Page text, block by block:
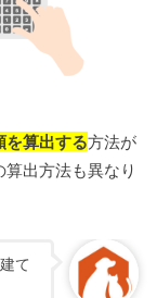
を算出する方法が
出方法も異なり
て